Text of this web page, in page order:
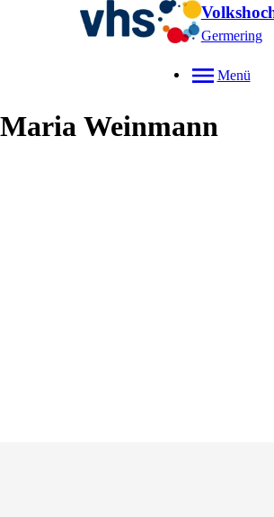
Germering
Menü
Maria Weinmann